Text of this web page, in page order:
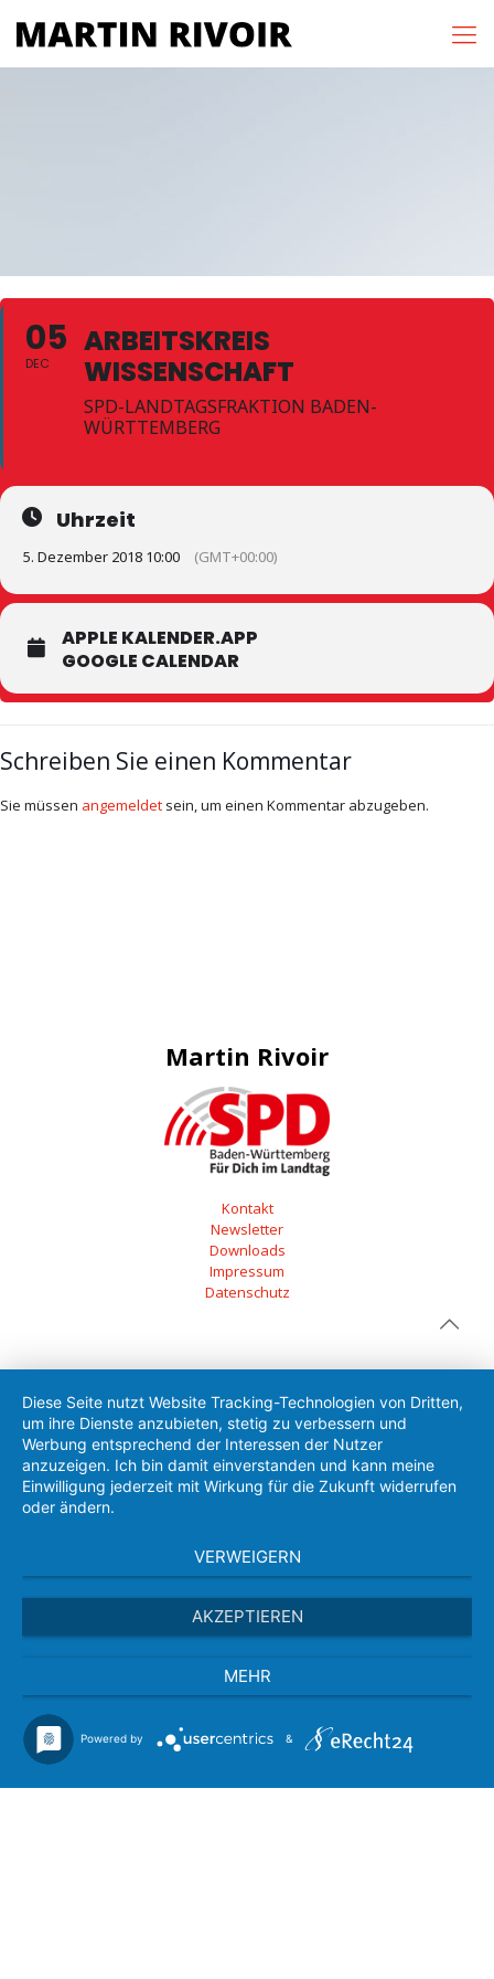
05
DEC
ARBEITSKREIS
WISSENSCHAFT
SPD-LANDTAGSFRAKTION BADEN-
WÜRTTEMBERG
Uhrzeit
5. Dezember 2018 10:00 (GMT+00:00)
APPLE KALENDER.APP
GOOGLE CALENDAR
Schreiben Sie einen Kommentar
Sie müssen angemeldet sein, um einen Kommentar abzugeben.
Martin Rivoir
Kontakt
Newsletter
Downloads
Impressum
Datenschutz
Diese Seite nutzt Website Tracking-Technologien von Dritten,
um ihre Dienste anzubieten, stetig zu verbessern und
Werbung entsprechend der Interessen der Nutzer
anzuzeigen. Ich bin damit einverstanden und kann meine
Einwilligung jederzeit mit Wirkung für die Zukunft widerrufen
oder ändern.
VERWEIGERN
AKZEPTIEREN
MEHR
Powered by &